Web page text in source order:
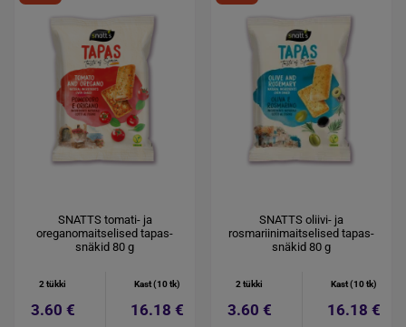
SNATTS tomati- ja
oreganomaitselised tapas-
snäkid 80 g
2 tükki
3.60 €
Kast (10 tk)
16.18 €
SNATTS oliivi- ja
rosmariinimaitselised tapas-
snäkid 80 g
2 tükki
3.60 €
Kast (10 tk)
16.18 €